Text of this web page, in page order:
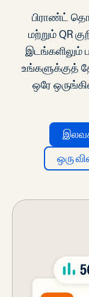
பிராண்ட்
மற்றும் QR
உங்களுக்குத்
ஒரே
ஒரு